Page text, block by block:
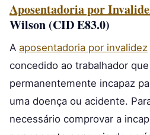
Aposentadoria por
Wilson (CID E83.0)
A aposentadoria por invalidez
concedido ao trabalhador
permanentemente incapaz
uma doença ou acidente.
necessário comprovar a